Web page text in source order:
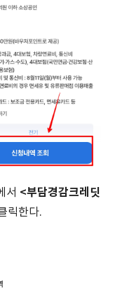
서 <부담경감크레딧
릭한다.